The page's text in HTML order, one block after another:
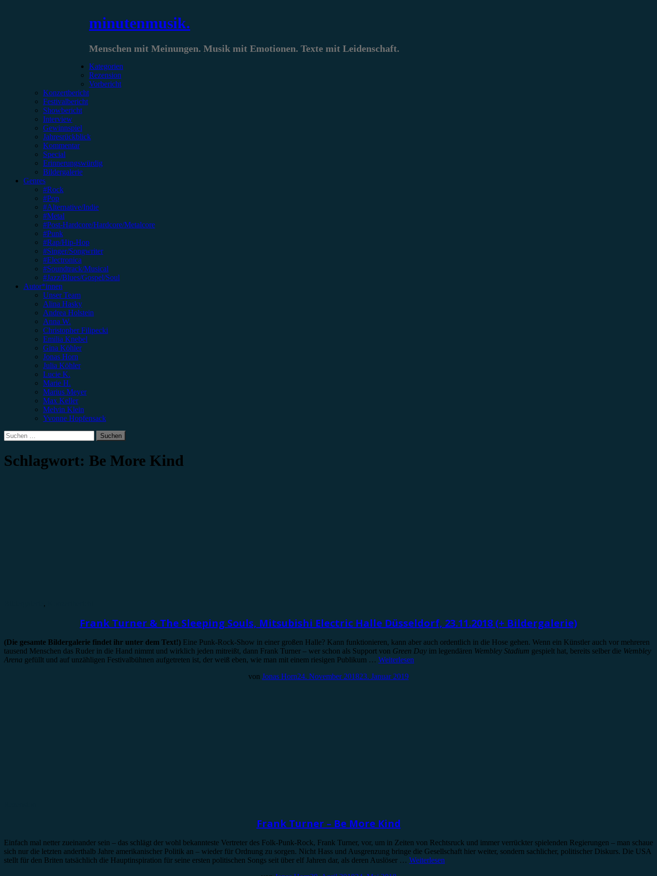
minutenmusik.
Menschen mit Meinungen. Musik mit Emotionen. Texte mit Leidenschaft.
Kategorien
Rezension
Vorbericht
Konzertbericht
Festivalbericht
Showbericht
Interview
Gewinnspiel
Jahresrückblick
Kommentar
Special
Erinnerungswürdig
Bildergalerie
Genres
#Rock
#Pop
#Alternative/Indie
#Metal
#Post-Hardcore/Hardcore/Metalcore
#Punk
#Rap/Hip-Hop
#Singer/Songwriter
#Electronica
#Soundtrack/Musical
#Jazz/Blues/Gospel/Soul
Autor*innen
Unser Team
Alina Hasky
Andrea Holstein
Anna W.
Christopher Filipecki
Emilia Knebel
Gina Köhler
Jonas Horn
Julia Köhler
Lucie K.
Marie H.
Marius Meyer
Max Keller
Melvin Klein
Yvonne Hopfensack
Suchen
nach:
Schlagwort: Be More Kind
,
Frank Turner & The Sleeping Souls, Mitsubishi Electric Halle Düsseldorf, 23.11.2018 (+ Bildergalerie)
(Die gesamte Bildergalerie findet ihr unter dem Text!) Eine Punk-Rock-Show in einer großen Halle? Kann funktionieren, kann aber auch ordentlich in die Hose gehen. Wenn ein Künstler auch vor mehreren
tausend Menschen das Ruder in die Hand nimmt und wirklich jeden mitreißt, dann Frank Turner – wer schon als Support von Green Day im legendären Wembley Stadium gespielt hat, bereits selber die Wembley
Arena gefüllt und auf unzähligen Festivalbühnen aufgetreten ist, der weiß eben, wie man mit einem riesigen Publikum … Weiterlesen
von Jonas Horn24. November 201823. Januar 2019
Frank Turner – Be More Kind
Einfach mal netter zueinander sein – das schlägt der wohl bekannteste Vertreter des Folk-Punk-Rock, Frank Turner, vor, um in Zeiten von Rechtsruck und immer verrückter spielenden Regierungen – man schaue
sich nur die letzten anderthalb Jahre amerikanischer Politik an – wieder für Ordnung zu sorgen. Nicht Hass und Ausgrenzung bringe die Gesellschaft hier weiter, sondern sachlicher, politischer Diskurs. Die USA
stellt für den Briten tatsächlich die Hauptinspiration für seine ersten politischen Songs seit über elf Jahren dar, als deren Auslöser … Weiterlesen